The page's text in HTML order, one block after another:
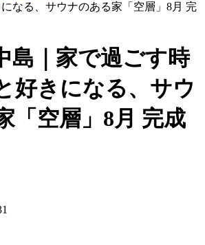
なる、サウナのある家「空層」8月 完
島｜家で過ごす時
好きになる、サウ
「空層」8月 完成